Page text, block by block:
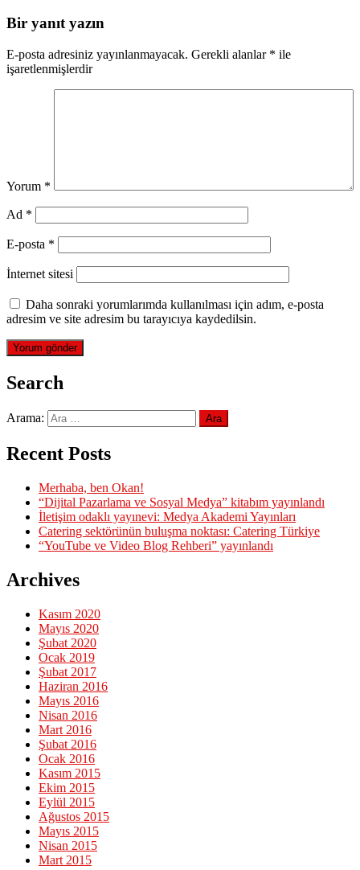
Bir yanıt yazın
E-posta adresiniz yayınlanmayacak. Gerekli alanlar * ile
işaretlenmişlerdir
Yorum *
Ad *
E-posta *
İnternet sitesi
Daha sonraki yorumlarımda kullanılması için adım, e-posta
adresim ve site adresim bu tarayıcıya kaydedilsin.
Search
Arama:
Recent Posts
Merhaba, ben Okan!
“Dijital Pazarlama ve Sosyal Medya” kitabım yayınlandı
İletişim odaklı yayınevi: Medya Akademi Yayınları
Catering sektörünün buluşma noktası: Catering Türkiye
“YouTube ve Video Blog Rehberi” yayınlandı
Archives
Kasım 2020
Mayıs 2020
Şubat 2020
Ocak 2019
Şubat 2017
Haziran 2016
Mayıs 2016
Nisan 2016
Mart 2016
Şubat 2016
Ocak 2016
Kasım 2015
Ekim 2015
Eylül 2015
Ağustos 2015
Mayıs 2015
Nisan 2015
Mart 2015